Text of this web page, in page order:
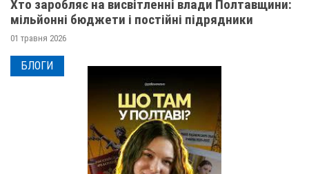
Хто заробляє на висвітленні влади Полтавщини:
мільйонні бюджети і постійні підрядники
01 травня 2026
БЛОГИ